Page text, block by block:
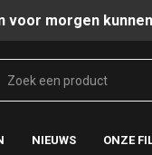
voor morgen
NIEUWS ONZE